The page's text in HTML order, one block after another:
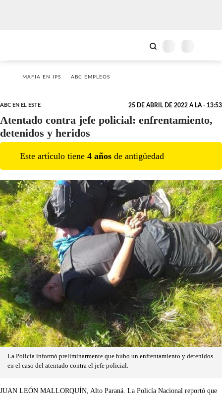
MAFIA EN IPS ABC EMPLEOS
ABC EN EL ESTE 25 DE ABRIL DE 2022 A LA - 13:53
Atentado contra jefe policial: enfrentamiento,
detenidos y heridos
Este artículo tiene 4 años de antigüedad
La Policía informó preliminarmente que hubo un enfrentamiento y detenidos
en el caso del atentado contra el jefe policial.
JUAN LEÓN MALLORQUÍN, Alto Paraná. La Policía Nacional reportó que